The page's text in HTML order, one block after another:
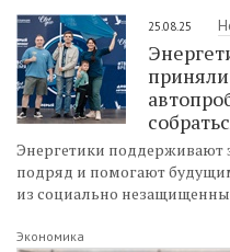
25.08.25
Энергетики поддерживают
подряд и помогают
из социально
Экономика